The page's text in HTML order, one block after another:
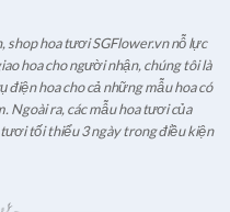
hoa tươi SGFlower.vn nỗ lực
hoa cho người nhận, chúng tôi là
điện hoa cho cả những mẫu hoa có
Ngoài ra, các mẫu hoa tươi của
tối thiểu 3 ngày trong điều kiện